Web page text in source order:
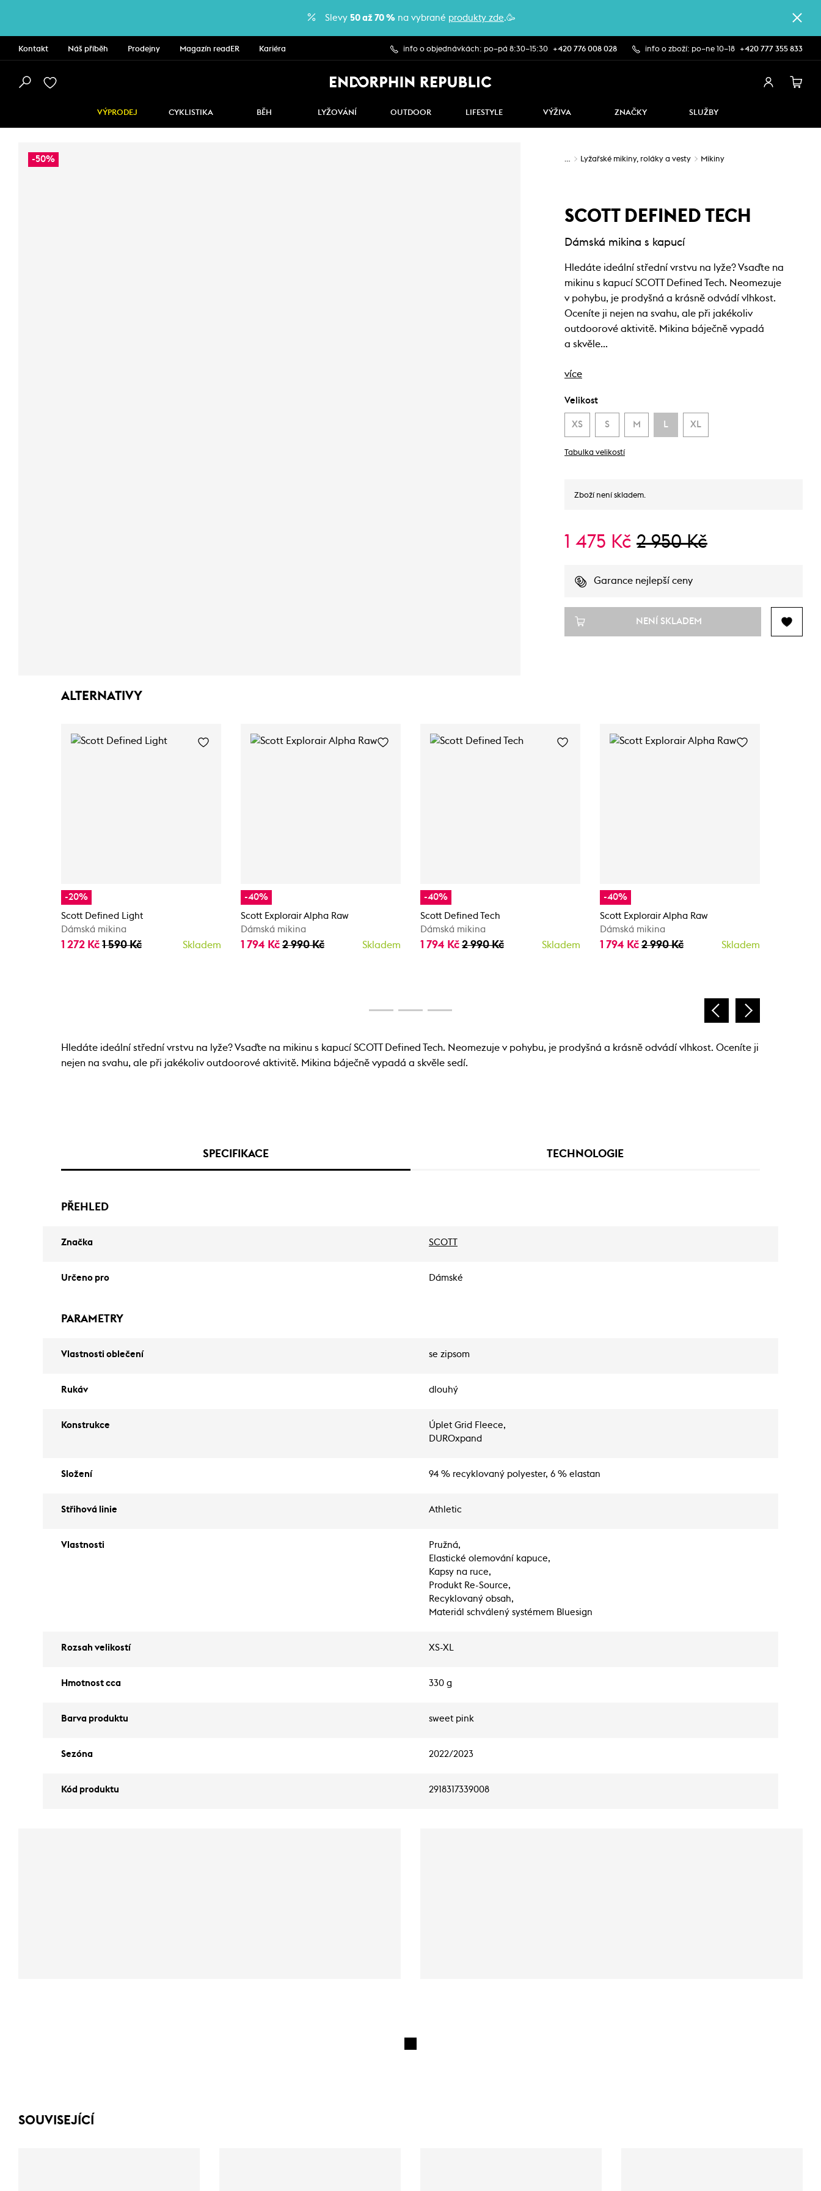
Slevy 50 až 70 % na vybrané produkty zde.🥳
Kontakt Náš příběh Prodejny Magazín readER Kariéra info o objednávkách: po–pá 8:30–15:30 +420 776 008 028 info o zboží: po–ne 10–18 +420 777 355 833
VÝPRODEJ CYKLISTIKA BĚH LYŽOVÁNÍ OUTDOOR LIFESTYLE VÝŽIVA ZNAČKY SLUŽBY
-50% … Lyžařské mikiny, roláky a vesty Mikiny
SCOTT DEFINED TECH
Dámská mikina s kapucí
Hledáte ideální střední vrstvu na lyže? Vsaďte na
mikinu s kapucí SCOTT Defined Tech. Neomezuje
v pohybu, je prodyšná a krásně odvádí vlhkost.
Oceníte ji nejen na svahu, ale při jakékoliv
outdoorové aktivitě. Mikina báječně vypadá
a skvěle…
více
Velikost
XS S M L XL
Tabulka velikostí
Zboží není skladem.
1 475 Kč 2 950 Kč
Garance nejlepší ceny
NENÍ SKLADEM
ALTERNATIVY
-20%
Scott Defined Light
Dámská mikina
1 272 Kč 1 590 Kč Skladem
-40%
Scott Explorair Alpha Raw
Dámská mikina
1 794 Kč 2 990 Kč Skladem
-40%
Scott Defined Tech
Dámská mikina
1 794 Kč 2 990 Kč Skladem
-40%
Scott Explorair Alpha Raw
Dámská mikina
1 794 Kč 2 990 Kč Skladem
Hledáte ideální střední vrstvu na lyže? Vsaďte na mikinu s kapucí SCOTT Defined Tech. Neomezuje v pohybu, je prodyšná a krásně odvádí vlhkost. Oceníte ji
nejen na svahu, ale při jakékoliv outdoorové aktivitě. Mikina báječně vypadá a skvěle sedí.
SPECIFIKACE TECHNOLOGIE
PŘEHLED
Značka SCOTT
Určeno pro Dámské
PARAMETRY
Vlastnosti oblečení se zipsom
Rukáv dlouhý
Konstrukce
Úplet Grid Fleece,
DUROxpand
Složení 94 % recyklovaný polyester, 6 % elastan
Střihová linie Athletic
Vlastnosti
Pružná,
Elastické olemování kapuce,
Kapsy na ruce,
Produkt Re-Source,
Recyklovaný obsah,
Materiál schválený systémem Bluesign
Rozsah velikostí XS-XL
Hmotnost cca 330 g
Barva produktu sweet pink
Sezóna 2022/2023
Kód produktu 2918317339008
SOUVISEJÍCÍ